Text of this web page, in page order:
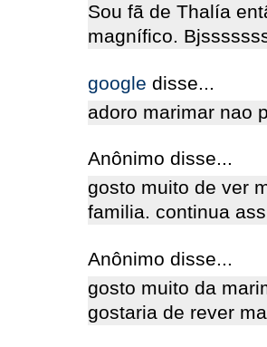
Sou fã de Thalía
magnífico.
google disse...
adoro marimar nao
Anônimo disse...
gosto muito de ver
familia. continua
Anônimo disse...
gosto muito da
gostaria de rever